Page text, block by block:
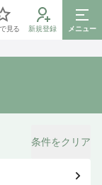
見る 新規登録
メニュー
条件をクリア